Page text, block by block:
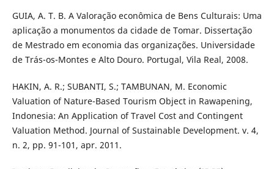
GUIA, A. T. B. A Valoração econômica de Bens Culturais: Uma
aplicação a monumentos da cidade de Tomar. Dissertação
de Mestrado em economia das organizações. Universidade
de Trás-os-Montes e Alto Douro. Portugal, Vila Real, 2008.
HAKIN, A. R.; SUBANTI, S.; TAMBUNAN, M. Economic
Valuation of Nature-Based Tourism Object in Rawapening,
Indonesia: An Application of Travel Cost and Contingent
Valuation Method. Journal of Sustainable Development. v. 4,
n. 2, pp. 91-101, apr. 2011.